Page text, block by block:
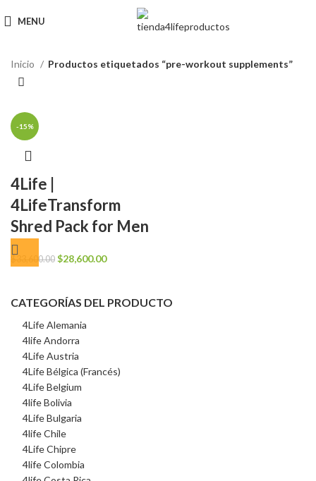
MENU
CATEGORÍAS DEL PRODUCTO
4Life Alemania
4life Andorra
4Life Austria
4Life Bélgica (Francés)
4Life Belgium
4life Bolivia
4Life Bulgaria
4life Chile
4Life Chipre
4life Colombia
Inicio Productos etiquetados “pre-workout supplements”
-15%
4Life |
4LifeTransform
Shred Pack for Men
33,600.00 El
era:
$33,600.00.
$28,600.00El
es: